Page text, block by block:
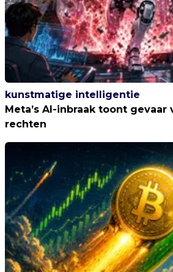
kunstmatige intelligentie
Meta’s AI-inbraak toont
rechten